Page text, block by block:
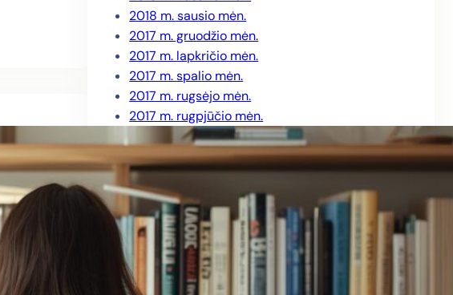
2018 m. sausio mėn.
2017 m. gruodžio mėn.
2017 m. lapkričio mėn.
2017 m. spalio mėn.
2017 m. rugsėjo mėn.
2017 m. rugpjūčio mėn.
2017 m. liepos mėn.
2017 m. birželio mėn.
2017 m. gegužės mėn.
2017 m. balandžio mėn.
2017 m. kovo mėn.
2017 m. vasario mėn.
2017 m. sausio mėn.
2016 m. gruodžio mėn.